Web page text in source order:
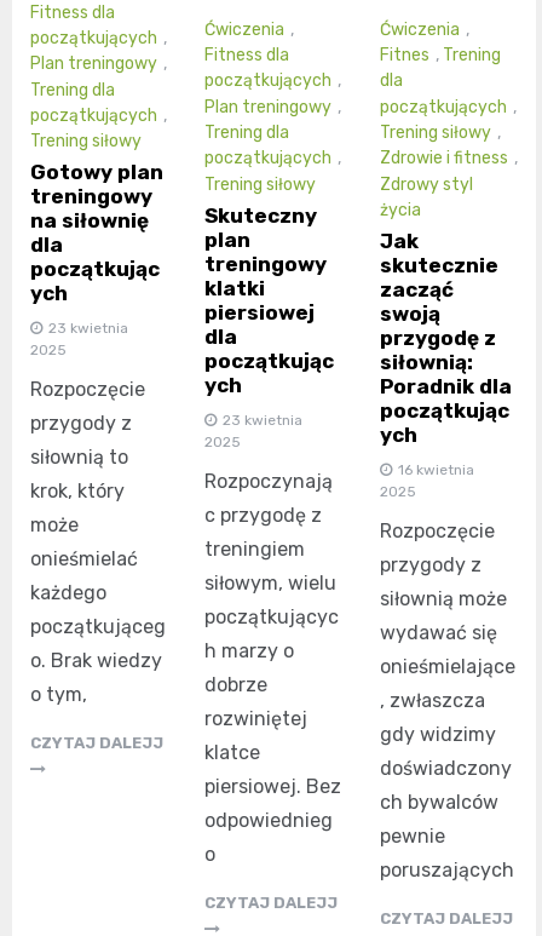
Fitness dla
początkujących ,
Plan treningowy ,
Trening dla
początkujących ,
Trening siłowy
Gotowy plan
treningowy
na siłownię
dla
początkując
ych
23 kwietnia
2025
Rozpoczęcie
przygody z
siłownią to
krok, który
może
onieśmielać
każdego
początkująceg
o. Brak wiedzy
o tym,
CZYTAJ DALEJJ
Ćwiczenia ,
Fitness dla
początkujących ,
Plan treningowy ,
Trening dla
początkujących ,
Trening siłowy
Skuteczny
plan
treningowy
klatki
piersiowej
dla
początkując
ych
23 kwietnia
2025
Rozpoczynają
c przygodę z
treningiem
siłowym, wielu
początkującyc
h marzy o
dobrze
rozwiniętej
klatce
piersiowej. Bez
odpowiednieg
o
CZYTAJ DALEJJ
Ćwiczenia ,
Fitnes , Trening
dla
początkujących ,
Trening siłowy ,
Zdrowie i fitness ,
Zdrowy styl
życia
Jak
skutecznie
zacząć
swoją
przygodę z
siłownią:
Poradnik dla
początkując
ych
16 kwietnia
2025
Rozpoczęcie
przygody z
siłownią może
wydawać się
onieśmielające
, zwłaszcza
gdy widzimy
doświadczony
ch bywalców
pewnie
poruszających
CZYTAJ DALEJJ